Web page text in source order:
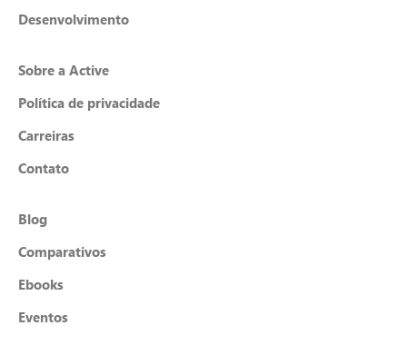
Desenvolvimento
Sobre a Active
Política de privacidade
Carreiras
Contato
Blog
Comparativos
Ebooks
Eventos